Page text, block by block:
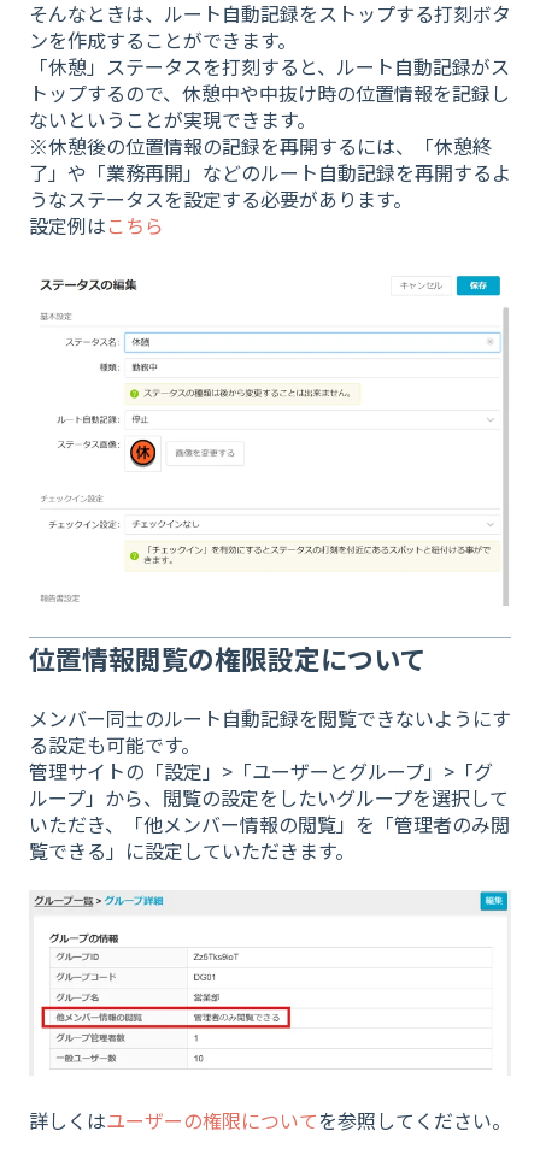
そんなときは、ルート自動記録をストップする打刻ボタ
ンを作成することができます。
「休憩」ステータスを打刻すると、ルート自動記録がス
トップするので、休憩中や中抜け時の位置情報を記録し
ないということが実現できます。
※休憩後の位置情報の記録を再開するには、「休憩終
了」や「業務再開」などのルート自動記録を再開するよ
うなステータスを設定する必要があります。
設定例はこちら
位置情報閲覧の権限設定について
メンバー同士のルート自動記録を閲覧できないようにす
る設定も可能です。
管理サイトの「設定」>「ユーザーとグループ」>「グ
ループ」から、閲覧の設定をしたいグループを選択して
いただき、「他メンバー情報の閲覧」を「管理者のみ閲
覧できる」に設定していただきます。
詳しくはユーザーの権限についてを参照してください。